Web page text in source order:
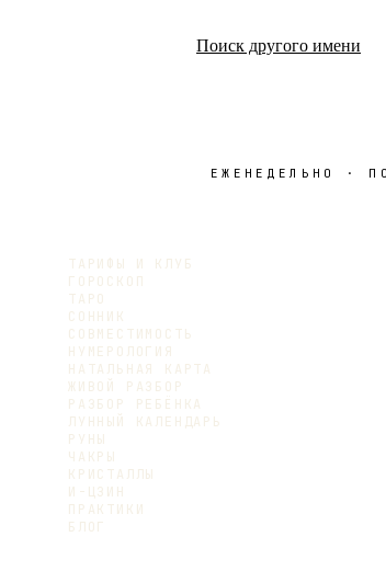
Поиск другого имени
ЕЖЕНЕДЕЛЬНО ·
ТАРИФЫ И КЛУБ
ГОРОСКОП
ТАРО
СОННИК
СОВМЕСТИМОСТЬ
НУМЕРОЛОГИЯ
НАТАЛЬНАЯ КАРТА
ЖИВОЙ РАЗБОР
РАЗБОР РЕБЁНКА
ЛУННЫЙ КАЛЕНДАРЬ
РУНЫ
ЧАКРЫ
КРИСТАЛЛЫ
И-ЦЗИН
ПРАКТИКИ
БЛОГ